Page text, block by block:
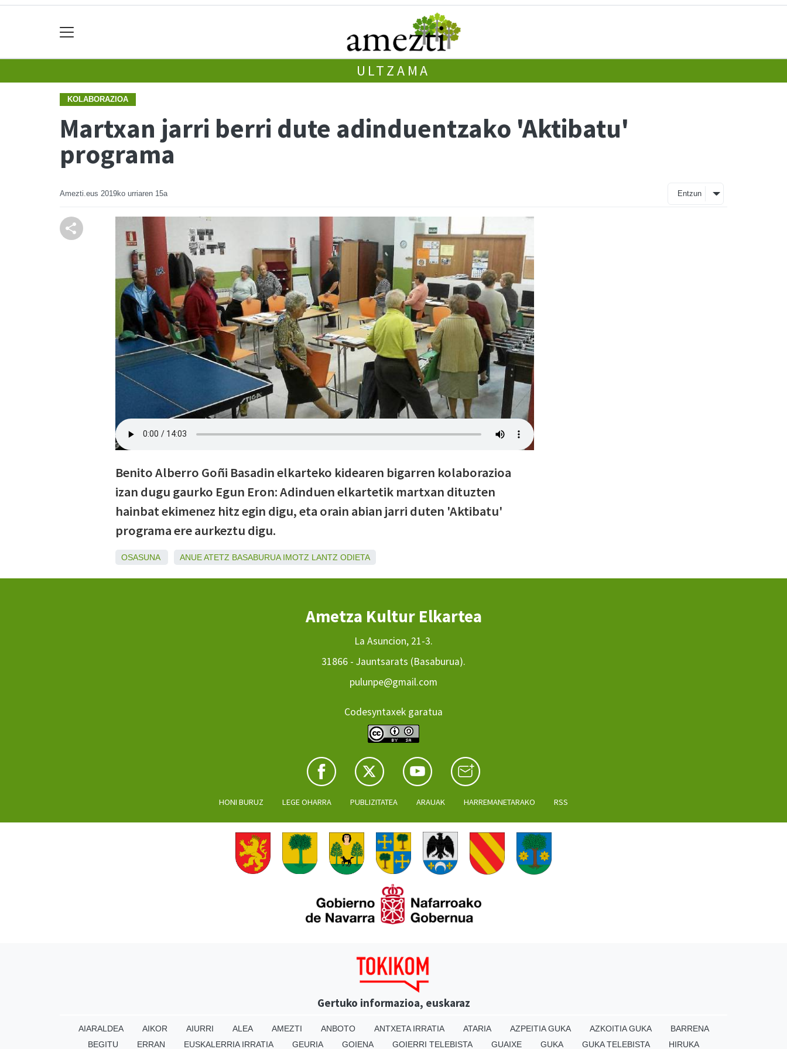
ULTZAMA
KOLABORAZIOA
Martxan jarri berri dute adinduentzako 'Aktibatu'
programa
Amezti.eus 2019ko urriaren 15a Entzun
Benito Alberro Goñi Basadin elkarteko kidearen bigarren kolaborazioa
izan dugu gaurko Egun Eron: Adinduen elkartetik martxan dituzten
hainbat ekimenez hitz egin digu, eta orain abian jarri duten 'Aktibatu'
programa ere aurkeztu digu.
OSASUNA ANUEATETZ BASABURUA IMOTZ LANTZ ODIETA
Ametza Kultur Elkartea
La Asuncion, 21-3.
31866 - Jauntsarats (Basaburua).
pulunpe@gmail.com
Codesyntaxek garatua
HONI BURUZ LEGE OHARRA PUBLIZITATEA ARAUAK HARREMANETARAKO RSS
Gertuko informazioa, euskaraz
AIARALDEA AIKOR AIURRI ALEA AMEZTI ANBOTO ANTXETA IRRATIA ATARIA AZPEITIA GUKA AZKOITIA GUKA
BARRENA
BEGITU
ERRAN EUSKALERRIA IRRATIA GEURIA GOIENA GOIERRI TELEBISTA GUAIXE GUKA GUKA TELEBISTA HIRUKA